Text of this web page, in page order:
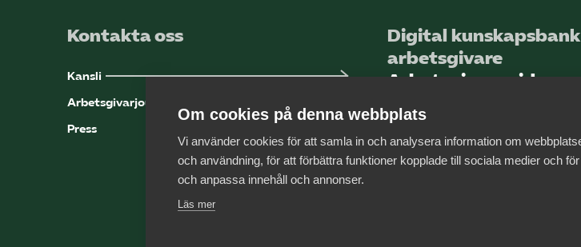
Kontakta oss
Kansli
Arbetsgivarjouren
Press
Digital
arbetsgivare
Arbetsgivarguiden
Logga in
Bli medlem
Om cookies på denna webbplats
Vi använder cookies för att samla in och analysera information om
och användning, för att förbättra funktioner kopplade till sociala medier och
och anpassa innehåll och annonser.
Läs mer